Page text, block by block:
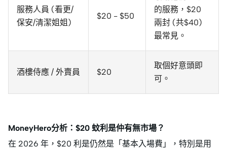
服務人員 (看更/
保安/清潔姐姐)
$20 - $50
的服務，$20
兩封 (共$40)
最常見。
酒樓侍應 / 外賣員 $20
取個好意頭即
可。
MoneyHero分析：$20 蚊利是仲有無市場？
在 2026 年，$20 利是仍然是「基本入場費」，特別是用